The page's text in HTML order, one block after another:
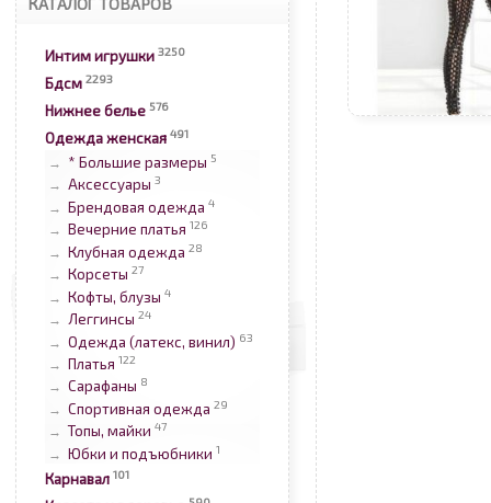
Интим игрушки 3250
Бдсм 2293
Нижнее белье 576
Одежда женская 491
→ * Большие размеры 5
→ Аксессуары 3
→ Брендовая одежда 4
→ Вечерние платья 126
→ Клубная одежда 28
→ Корсеты 27
→ Кофты, блузы 4
→ Леггинсы 24
→ Одежда (латекс, винил) 63
→ Платья 122
→ Сарафаны 8
→ Спортивная одежда 29
→ Топы, майки 47
→ Юбки и подъюбники 1
Карнавал 101